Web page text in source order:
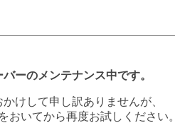
ーのメンテナンス中です。
けして申し訳ありませんが、
おいてから再度お試しください。